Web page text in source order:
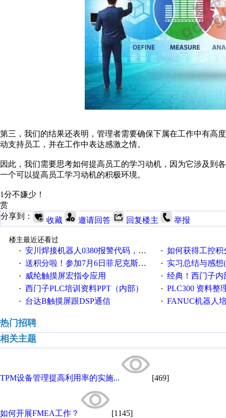
第三，我们的结果还表明，管理者需要确保下属在工作中有高
动支持员工，并在工作中表达感激之情。
因此，我们需要思考如何提高员工的学习动机，因为它涉及到
一个可以提高员工学习动机的积极环境。
1分不嫌少！
赏
分享到：
收藏 邀请回答 回复楼主 举报
楼主最近还看过
· 安川焊接机器人0380报警代码，位置未确认，怎么解决？ · 如何获得工控积
· 送积分啦！参加7月6日菲尼克斯在线研讨会即得 · 实习总结与感想(个人感想，来
· 威纶触摸屏宏指令应用 · 经典！西门子内
· 西门子PLC培训资料PPT（内部） · PLC300 资料整
· 台达B触摸屏跟DSP通信 · FANUC机器人
热门招聘
相关主题
TPM设备管理提高利用率的实施... [469]
如何开展FMEA工作？ [1145]